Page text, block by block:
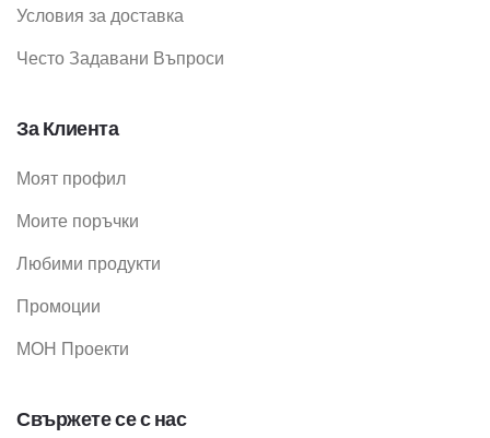
Условия за доставка
Често Задавани Въпроси
За Клиента
Моят профил
Моите поръчки
Любими продукти
Промоции
МОН Проекти
Свържете се с нас